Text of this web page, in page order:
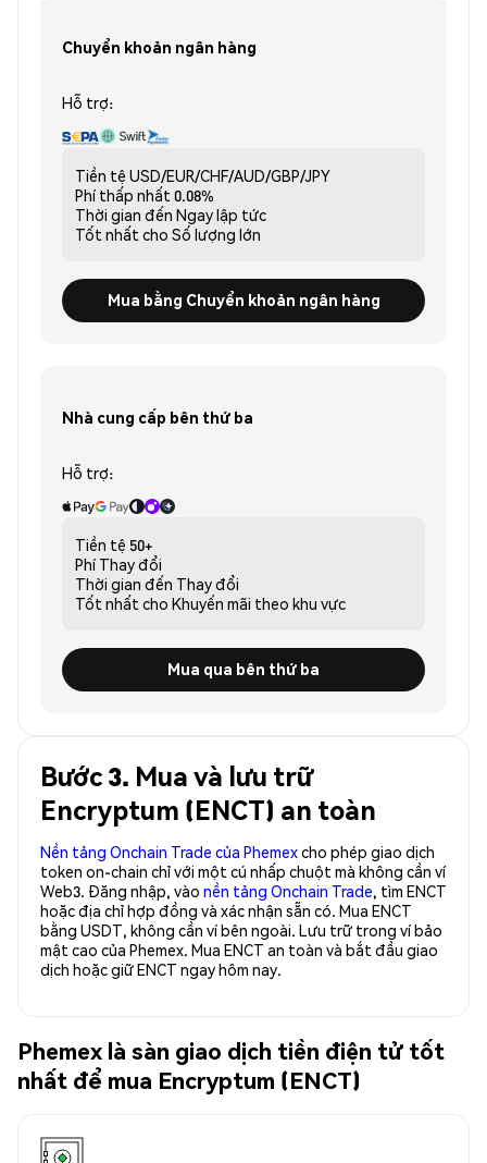
Chuyển khoản ngân hàng
Hỗ trợ:
Tiền tệ USD/EUR/CHF/AUD/GBP/JPY
Phí thấp nhất 0.08%
Thời gian đến Ngay lập tức
Tốt nhất cho Số lượng lớn
Mua bằng Chuyển khoản ngân hàng
Nhà cung cấp bên thứ ba
Hỗ trợ:
Tiền tệ 50+
Phí Thay đổi
Thời gian đến Thay đổi
Tốt nhất cho Khuyến mãi theo khu vực
Mua qua bên thứ ba
Bước 3. Mua và lưu trữ
Encryptum (ENCT) an toàn
Nền tảng Onchain Trade của Phemexcho phép giao dịch
token on-chain chỉ với một cú nhấp chuột mà không cần ví
Web3. Đăng nhập, vào nền tảng Onchain Trade, tìm ENCT
hoặc địa chỉ hợp đồng và xác nhận sẵn có. Mua ENCT
bằng USDT, không cần ví bên ngoài. Lưu trữ trong ví bảo
mật cao của Phemex. Mua ENCT an toàn và bắt đầu giao
dịch hoặc giữ ENCT ngay hôm nay.
Phemex là sàn giao dịch tiền điện tử tốt
nhất để mua Encryptum (ENCT)